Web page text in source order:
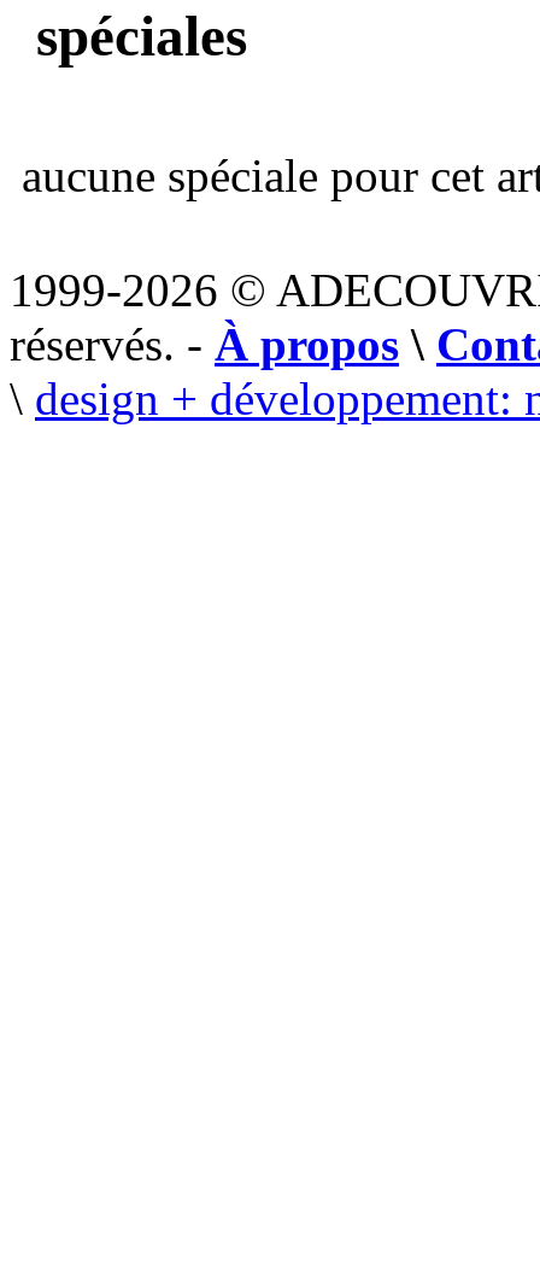
spéciales
aucune spéciale pour cet
1999-2026 ©
réservés. - À propos \
\ design + développement: